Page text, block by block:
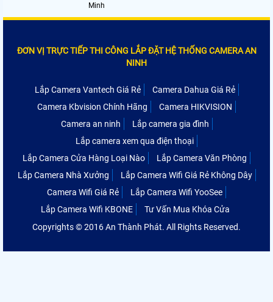
Minh
ĐƠN VỊ TRỰC TIẾP THI CÔNG LẮP ĐẶT HỆ THỐNG CAMERA AN
NINH
Lắp Camera Vantech Giá Rẻ
Camera Dahua Giá Rẻ
Camera Kbvision Chính Hãng
Camera HIKVISION
Camera an ninh
Lắp camera gia đình
Lắp camera xem qua điện thoại
Lắp Camera Cửa Hàng Loại Nào
Lắp Camera Văn Phòng
Lắp Camera Nhà Xưởng
Lắp Camera Wifi Giá Rẻ Không Dây
Camera Wifi Giá Rẻ
Lắp Camera Wifi YooSee
Lắp Camera Wifi KBONE
Tư Vấn Mua Khóa Cửa
Copyrights © 2016 An Thành Phát. All Rights Reserved.